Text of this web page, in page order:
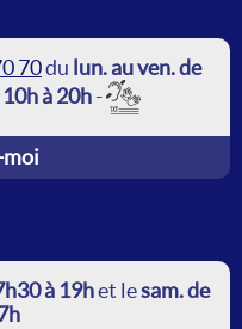
70du lun. au ven. de
à 20h-
moi
à 19het lesam. de